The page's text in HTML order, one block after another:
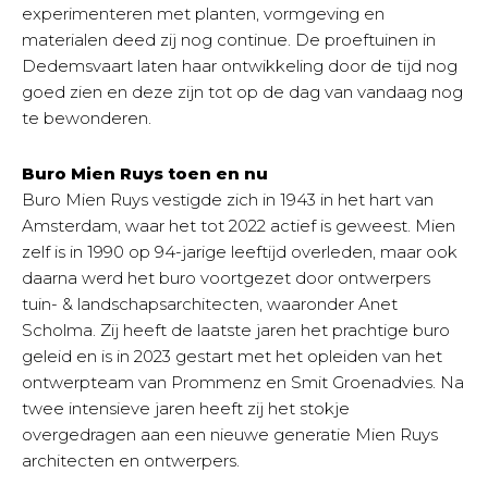
experimenteren met planten, vormgeving en
materialen deed zij nog continue. De proeftuinen in
Dedemsvaart laten haar ontwikkeling door de tijd nog
goed zien en deze zijn tot op de dag van vandaag nog
te bewonderen.
Buro Mien Ruys toen en nu
Buro Mien Ruys vestigde zich in 1943 in het hart van
Amsterdam, waar het tot 2022 actief is geweest. Mien
zelf is in 1990 op 94-jarige leeftijd overleden, maar ook
daarna werd het buro voortgezet door ontwerpers
tuin- & landschapsarchitecten, waaronder Anet
Scholma. Zij heeft de laatste jaren het prachtige buro
geleid en is in 2023 gestart met het opleiden van het
ontwerpteam van Prommenz en Smit Groenadvies. Na
twee intensieve jaren heeft zij het stokje
overgedragen aan een nieuwe generatie Mien Ruys
architecten en ontwerpers.